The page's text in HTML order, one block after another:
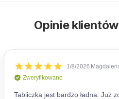
Opinie klientów